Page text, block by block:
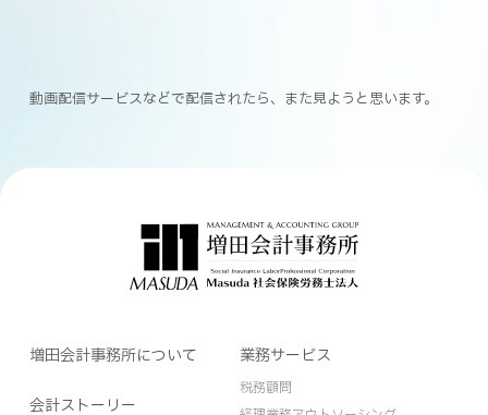
動画配信サービスなどで配信されたら、また見ようと思います。
増田会計事務所について
会計ストーリー
業務サービス
税務顧問